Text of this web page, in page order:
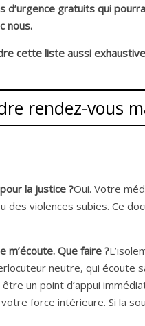
d’urgence gratuits qui
nous.
cette liste aussi
rendez-vous
la justice ?Oui. Votre
violences subies. Ce
m’écoute. Que faire ?
neutre, qui écoute
un point d’appui
force intérieure. Si la